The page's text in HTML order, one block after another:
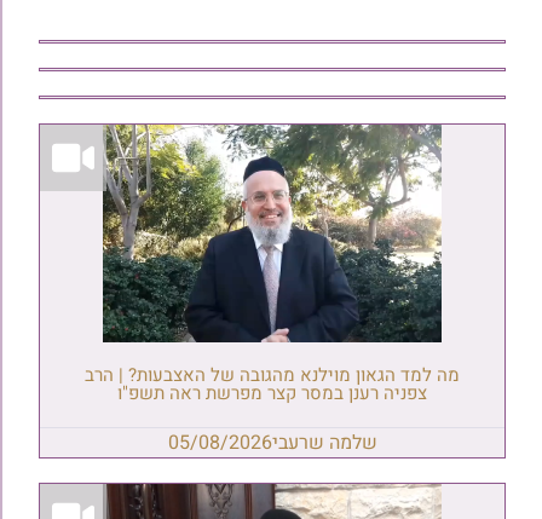
מה למד הגאון מוילנא מהגובה של האצבעות? | הרב
צפניה רענן במסר קצר מפרשת ראה תשפ"ו
שלמה שרעבי05/08/2026